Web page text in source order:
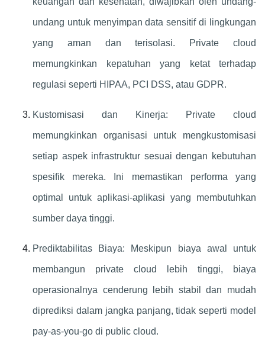
undang untuk menyimpan data sensitif di lingkungan
yang aman dan terisolasi. Private cloud
memungkinkan kepatuhan yang ketat terhadap
regulasi seperti HIPAA, PCI DSS, atau GDPR.
Kustomisasi dan Kinerja: Private cloud
memungkinkan organisasi untuk mengkustomisasi
setiap aspek infrastruktur sesuai dengan kebutuhan
spesifik mereka. Ini memastikan performa yang
optimal untuk aplikasi-aplikasi yang membutuhkan
sumber daya tinggi.
Prediktabilitas Biaya: Meskipun biaya awal untuk
membangun private cloud lebih tinggi, biaya
operasionalnya cenderung lebih stabil dan mudah
diprediksi dalam jangka panjang, tidak seperti model
pay-as-you-go di public cloud.